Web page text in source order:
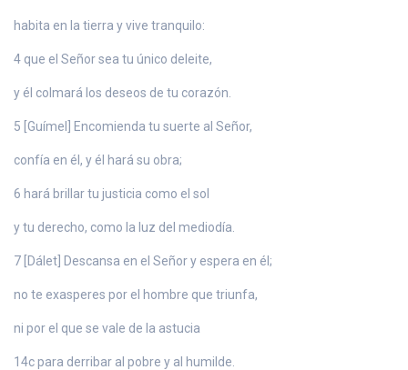
habita en la tierra y vive tranquilo:
4 que el Señor sea tu único deleite,
y él colmará los deseos de tu corazón.
5 [Guímel] Encomienda tu suerte al Señor,
confía en él, y él hará su obra;
6 hará brillar tu justicia como el sol
y tu derecho, como la luz del mediodía.
7 [Dálet] Descansa en el Señor y espera en él;
no te exasperes por el hombre que triunfa,
ni por el que se vale de la astucia
14c para derribar al pobre y al humilde.